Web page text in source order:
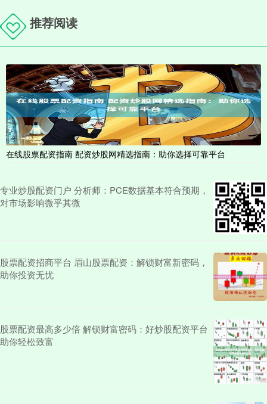
推荐阅读
在线股票配资指南 配资炒股网精选指南：助你选择可靠平台
专业炒股配资门户 分析师：PCE数据基本符合预期，
对市场影响微乎其微
股票配资招商平台 眉山股票配资：解锁财富新密码，
助你投资无忧
股票配资最高多少倍 解锁财富密码：好炒股配资平台
助你轻松致富